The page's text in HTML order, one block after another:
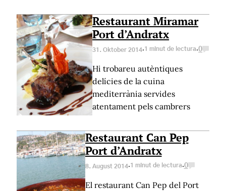
Restaurant Miramar
Port d’Andratx
31. Oktober 2014·1 minut de lectura·0
Hi trobareu autèntiques
delícies de la cuina
mediterrània servides
atentament pels cambrers
Restaurant Can Pep
Port d’Andratx
8. August 2014·1 minut de lectura·0
El restaurant Can Pep del Port